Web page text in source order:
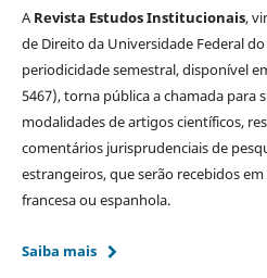
ARevista Estudos Institucionais,
de Direito da Universidade Federal
periodicidade semestral, disponível
5467), torna pública a chamada para
modalidades de artigos científicos,
comentários jurisprudenciais de
estrangeiros, que serão recebidos
francesa ou espanhola.
Saiba mais